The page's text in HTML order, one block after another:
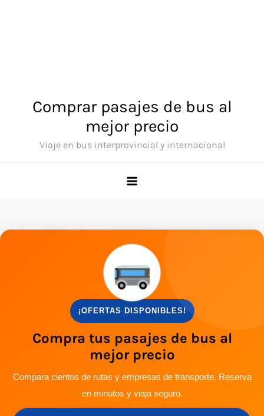
Comprar pasajes de bus al
mejor precio
Viaje en bus interprovincial y internacional
¡OFERTAS DISPONIBLES!
Compra tus pasajes de bus al
mejor precio
Compara cientos de rutas y empresas de transporte. Reserva
en minutos y viaja seguro.